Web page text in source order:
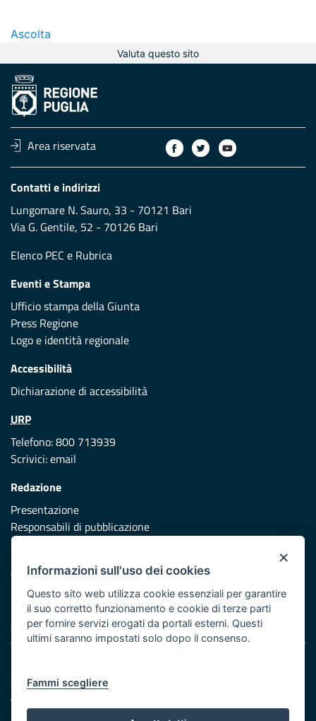
Ascolta
Valuta questo sito
Area riservata
Contatti e indirizzi
Lungomare N. Sauro, 33 - 70121 Bari
Via G. Gentile, 52 - 70126 Bari
Elenco PEC e Rubrica
Eventi e Stampa
Ufficio stampa della Giunta
Press Regione
Logo e identità regionale
Accessibilità
Dichiarazione di accessibilità
URP
Telefono: 800 713939
Scrivici:email
Redazione
Presentazione
Responsabili di pubblicazione
Vai al sito di Protezione Civile Puglia
Iniziativa finanziata con risorse del POR Puglia 2014/2020 -
Asse XI
Cookie e privacy
Atti di notifica
Feed RSS
×
Informazioni sull'uso dei cookies
Questo sito web utilizza cookie essenziali per garantire
il suo corretto funzionamento e cookie di terze parti
per fornire servizi erogati da portali esterni. Questi
ultimi saranno impostati solo dopo il consenso.
Fammi scegliere